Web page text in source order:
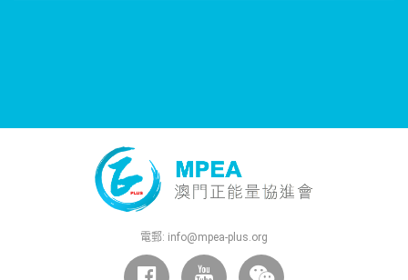
電郵: info@mpea-plus.org